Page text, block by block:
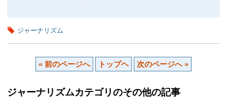
ジャーナリズム
« 前のページへ トップヘ 次のページへ »
ジャーナリズムカテゴリのその他の記事